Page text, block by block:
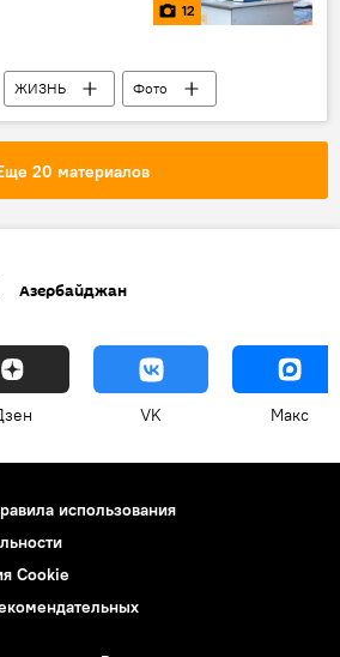
12
ЖИЗНЬ
Фото
Экономика
Адыль Зейналов
ОАО "Темиз шехер"
Мусор
20 материалов
Азербайджан
VK Макс
использования
Cookie